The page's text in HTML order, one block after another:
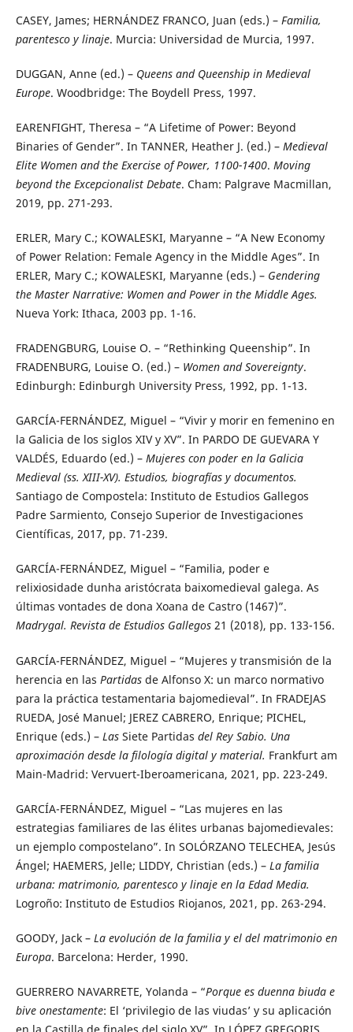
CASEY, James; HERNÁNDEZ FRANCO, Juan (eds.) – Familia,
parentesco y linaje. Murcia: Universidad de Murcia, 1997.
DUGGAN, Anne (ed.) – Queens and Queenship in Medieval
Europe. Woodbridge: The Boydell Press, 1997.
EARENFIGHT, Theresa – “A Lifetime of Power: Beyond
Binaries of Gender”. In TANNER, Heather J. (ed.) – Medieval
Elite Women and the Exercise of Power, 1100-1400. Moving
beyond the Excepcionalist Debate. Cham: Palgrave Macmillan,
2019, pp. 271-293.
ERLER, Mary C.; KOWALESKI, Maryanne – “A New Economy
of Power Relation: Female Agency in the Middle Ages”. In
ERLER, Mary C.; KOWALESKI, Maryanne (eds.) – Gendering
the Master Narrative: Women and Power in the Middle Ages.
Nueva York: Ithaca, 2003 pp. 1-16.
FRADENGBURG, Louise O. – “Rethinking Queenship”. In
FRADENBURG, Louise O. (ed.) – Women and Sovereignty.
Edinburgh: Edinburgh University Press, 1992, pp. 1-13.
GARCÍA-FERNÁNDEZ, Miguel – “Vivir y morir en femenino en
la Galicia de los siglos XIV y XV”. In PARDO DE GUEVARA Y
VALDÉS, Eduardo (ed.) – Mujeres con poder en la Galicia
Medieval (ss. XIII-XV). Estudios, biografías y documentos.
Santiago de Compostela: Instituto de Estudios Gallegos
Padre Sarmiento, Consejo Superior de Investigaciones
Científicas, 2017, pp. 71-239.
GARCÍA-FERNÁNDEZ, Miguel – “Familia, poder e
relixiosidade dunha aristócrata baixomedieval galega. As
últimas vontades de dona Xoana de Castro (1467)”.
Madrygal. Revista de Estudios Gallegos21 (2018), pp. 133-156.
GARCÍA-FERNÁNDEZ, Miguel – “Mujeres y transmisión de la
herencia en las Partidasde Alfonso X: un marco normativo
para la práctica testamentaria bajomedieval”. In FRADEJAS
RUEDA, José Manuel; JEREZ CABRERO, Enrique; PICHEL,
Enrique (eds.) – Las Siete Partidas del Rey Sabio. Una
aproximación desde la filología digital y material. Frankfurt am
Main-Madrid: Vervuert-Iberoamericana, 2021, pp. 223-249.
GARCÍA-FERNÁNDEZ, Miguel – “Las mujeres en las
estrategias familiares de las élites urbanas bajomedievales:
un ejemplo compostelano”. In SOLÓRZANO TELECHEA, Jesús
Ángel; HAEMERS, Jelle; LIDDY, Christian (eds.) – La familia
urbana: matrimonio, parentesco y linaje en la Edad Media.
Logroño: Instituto de Estudios Riojanos, 2021, pp. 263-294.
GOODY, Jack – La evolución de la familia y el del matrimonio en
Europa. Barcelona: Herder, 1990.
GUERRERO NAVARRETE, Yolanda – “Porque es duenna biuda e
bive onestamente: El ‘privilegio de las viudas’ y su aplicación
en la Castilla de finales del siglo XV”. In LÓPEZ GREGORIS,